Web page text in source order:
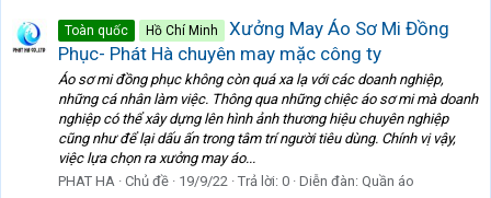
Toàn quốc Hồ Chí Minh
Xưởng May Áo Sơ Mi Đồng
Phục- Phát Hà chuyên may mặc công ty
Áo sơ mi đồng phục không còn quá xa lạ với các doanh nghiệp,
những cá nhân làm việc. Thông qua những chiệc áo sơ mi mà doanh
nghiệp có thể xây dựng lên hình ảnh thương hiệu chuyên nghiệp
cũng như để lại dấu ấn trong tâm trí người tiêu dùng. Chính vị vậy,
việc lựa chọn ra xưởng may áo...
PHAT HA Chủ đề 19/9/22 Trả lời: 0 Diễn đàn: Quần áo